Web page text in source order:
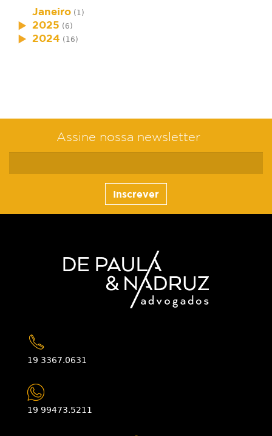
Janeiro (1)
2025 (6)
2024 (16)
Assine nossa newsletter
Inscrever
19 3367.0631
19 99473.5211